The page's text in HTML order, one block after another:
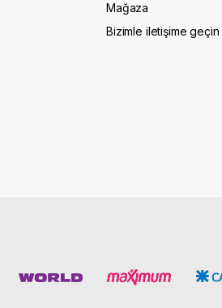
Mağaza
Bizimle iletişime geçin